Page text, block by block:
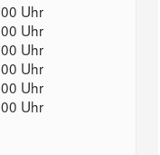
Uhr
Uhr
Uhr
Uhr
Uhr
Uhr